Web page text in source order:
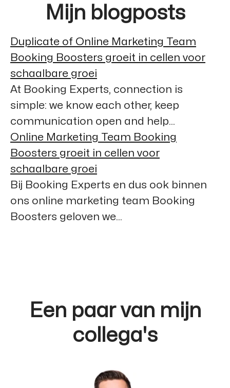
Mijn blogposts
Duplicate of Online Marketing Team
Booking Boosters groeit in cellen voor
schaalbare groei
At Booking Experts, connection is
simple: we know each other, keep
communication open and help...
Online Marketing Team Booking
Boosters groeit in cellen voor
schaalbare groei
Bij Booking Experts en dus ook binnen
ons online marketing team Booking
Boosters geloven we...
Een paar van mijn
collega's